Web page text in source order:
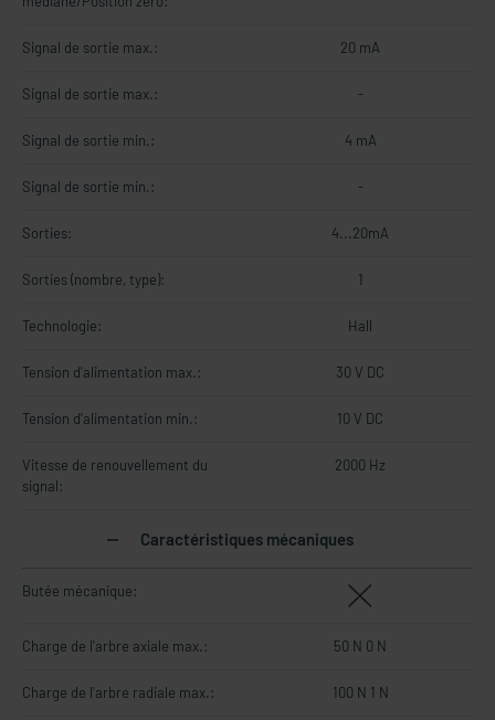
Signal de sortie max.: 20 mA
Signal de sortie max.: -
Signal de sortie min.: 4 mA
Signal de sortie min.: -
Sorties: 4...20mA
Sorties (nombre, type): 1
Technologie: Hall
Tension d'alimentation max.: 30 V DC
Tension d'alimentation min.: 10 V DC
Vitesse de renouvellement du
signal:
2000 Hz
Caractéristiques mécaniques
Butée mécanique:
Charge de l'arbre axiale max.: 50 N 0 N
Charge de l'arbre radiale max.: 100 N 1 N